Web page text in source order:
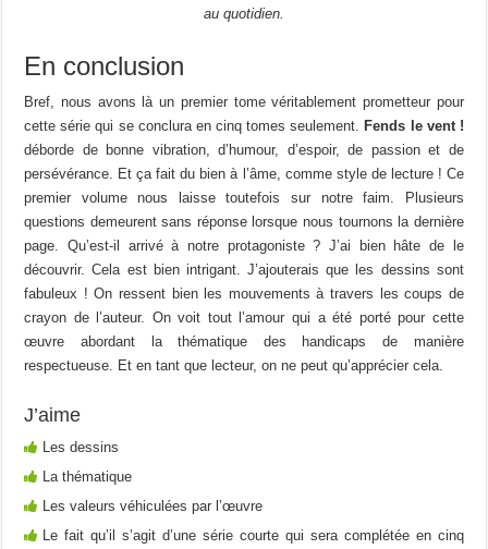
au quotidien.
En conclusion
Bref, nous avons là un premier tome véritablement prometteur pour
cette série qui se conclura en cinq tomes seulement. Fends le vent !
déborde de bonne vibration, d’humour, d’espoir, de passion et de
persévérance. Et ça fait du bien à l’âme, comme style de lecture ! Ce
premier volume nous laisse toutefois sur notre faim. Plusieurs
questions demeurent sans réponse lorsque nous tournons la dernière
page. Qu’est-il arrivé à notre protagoniste ? J’ai bien hâte de le
découvrir. Cela est bien intrigant. J’ajouterais que les dessins sont
fabuleux ! On ressent bien les mouvements à travers les coups de
crayon de l’auteur. On voit tout l’amour qui a été porté pour cette
œuvre abordant la thématique des handicaps de manière
respectueuse. Et en tant que lecteur, on ne peut qu’apprécier cela.
J’aime
Les dessins
La thématique
Les valeurs véhiculées par l’œuvre
Le fait qu’il s’agit d’une série courte qui sera complétée en cinq